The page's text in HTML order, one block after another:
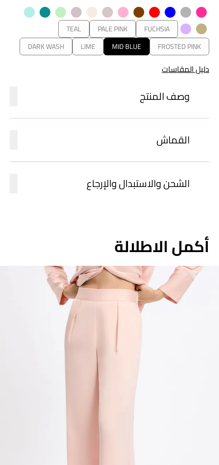
FUCHSIA
PALE PINK
TEAL
FROSTED PINK
MID BLUE
LIME
DARK WASH
دليل المقاسات
وصف المنتج
القماش
الشحن والاستبدال والإرجاع
أكمل الاطلالة